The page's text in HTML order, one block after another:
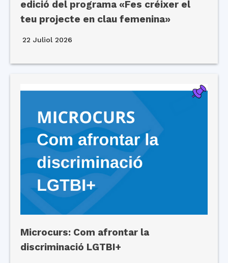
edició del programa «Fes créixer el
teu projecte en clau femenina»
22 Juliol 2026
Microcurs: Com afrontar la
discriminació LGTBI+